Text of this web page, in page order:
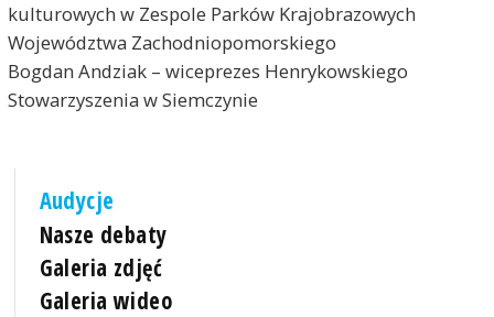
kulturowych w Zespole Parków Krajobrazowych
Województwa Zachodniopomorskiego
Bogdan Andziak – wiceprezes Henrykowskiego
Stowarzyszenia w Siemczynie
Audycje
Nasze debaty
Galeria zdjęć
Galeria wideo